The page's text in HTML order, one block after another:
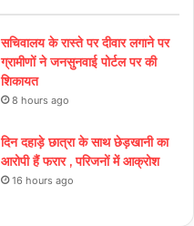
सचिवालय के रास्ते पर दीवार लगाने पर
ग्रामीणों ने जनसुनवाई पोर्टल पर की
शिकायत
8 hours ago
दिन दहाड़े छात्रा के साथ छेड़खानी का
आरोपी हैं फरार , परिजनों में आक्रोश
16 hours ago